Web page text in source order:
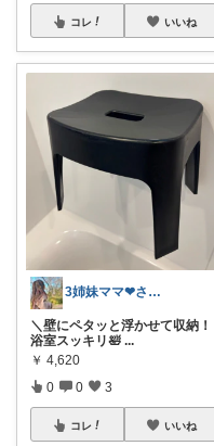
コレ いいね
3姉妹ママ❤︎さぁや
＼壁にペタッと浮かせて収納！
浴室スッキリ🛀 ...
￥ 4,620
0 0 3
コレ いいね